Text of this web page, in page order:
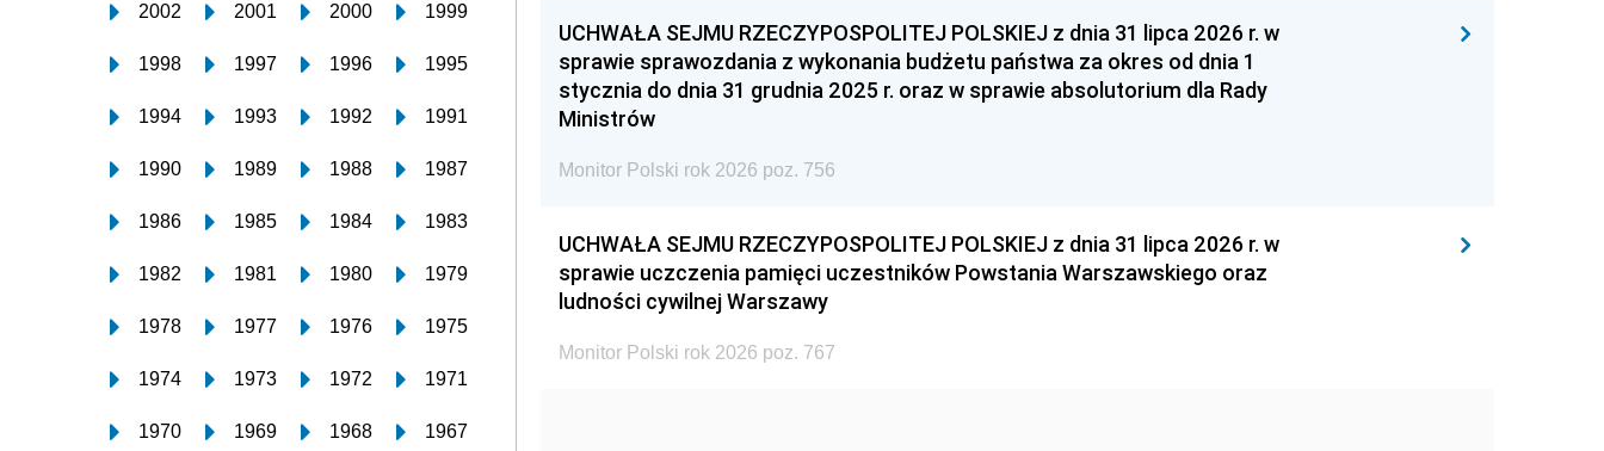
2002 2001 2000 1999
1998 1997 1996 1995
1994 1993 1992 1991
1990 1989 1988 1987
1986 1985 1984 1983
1982 1981 1980 1979
1978 1977 1976 1975
1974 1973 1972 1971
1970 1969 1968 1967
UCHWAŁA SEJMU RZECZYPOSPOLITEJ POLSKIEJ z dnia 31 lipca 2026 r. w
sprawie sprawozdania z wykonania budżetu państwa za okres od dnia 1
stycznia do dnia 31 grudnia 2025 r. oraz w sprawie absolutorium dla Rady
Ministrów
Monitor Polski rok 2026 poz. 756
UCHWAŁA SEJMU RZECZYPOSPOLITEJ POLSKIEJ z dnia 31 lipca 2026 r. w
sprawie uczczenia pamięci uczestników Powstania Warszawskiego oraz
ludności cywilnej Warszawy
Monitor Polski rok 2026 poz. 767